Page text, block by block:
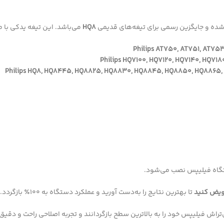
HQ8 می‌باشد. این تیغه یدکی
Philips AT750, AT751,
Philips HQ7100, HQ7120, HQ7140,
Philips HQ8, HQ8445, HQ8825, HQ8830, HQ8845, HQ8850,
فیلیپس نصب می‌شود.
تا بهترین نتایج را به‌دست آورید و عملکرد دستگاه به 100٪ بازگردد.
فیلیپس خود را به بالاترین سطح بازگردانند و تجربه اصلاحی راحت و